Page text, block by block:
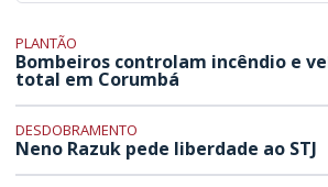
PLANTÃO
Bombeiros controlam incêndio e
total em Corumbá
DESDOBRAMENTO
Neno Razuk pede liberdade ao STJ